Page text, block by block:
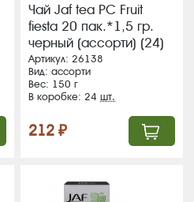
Чай Jaf tea РС Fruit
fiesta 20 пак.*1,5 гр.
черный (ассорти) (24)
(353)
Артикул: 26138
Вид: ассорти
Вес: 150 г
В коробке: 24шт.
212 ₽